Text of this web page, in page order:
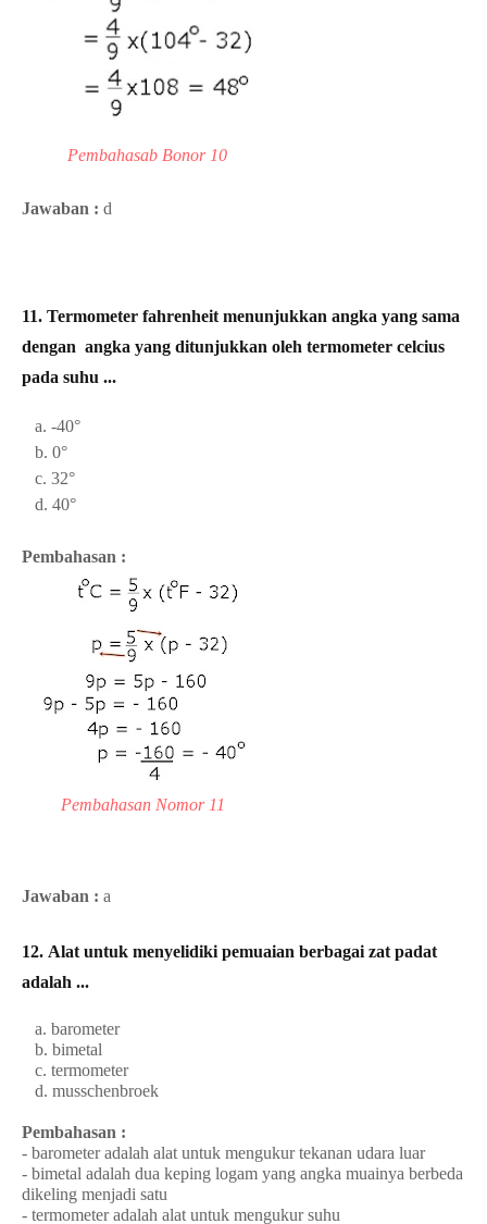
Pembahasab Bonor 10
Jawaban : d
11. Termometer fahrenheit menunjukkan angka yang sama
dengan angka yang ditunjukkan oleh termometer celcius
pada suhu ...
a. -40°
b. 0°
c. 32°
d. 40°
Pembahasan :
Pembahasan Nomor 11
Jawaban : a
12. Alat untuk menyelidiki pemuaian berbagai zat padat
adalah ...
a. barometer
b. bimetal
c. termometer
d. musschenbroek
Pembahasan :
- barometer adalah alat untuk mengukur tekanan udara luar
- bimetal adalah dua keping logam yang angka muainya berbeda
dikeling menjadi satu
- termometer adalah alat untuk mengukur suhu